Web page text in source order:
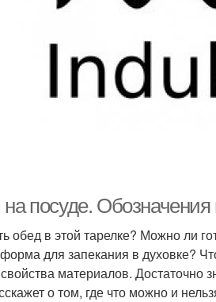
на посуде.
обед в этой тарелке? Можно ли
для запекания в духовке?
материалов.
о том, где что можно и